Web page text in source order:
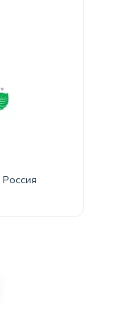
Россия